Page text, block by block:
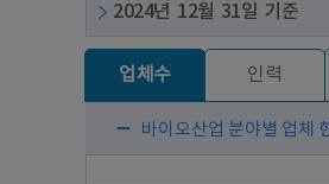
2024년 12월 31일 기준
업체수 인력
바이오산업 분야별 업체